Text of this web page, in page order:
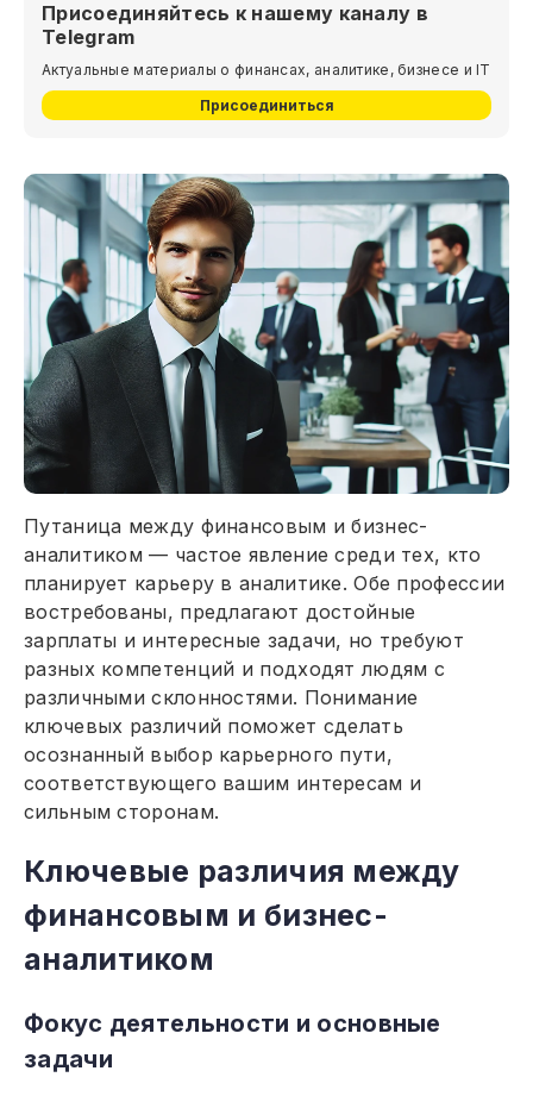
Присоединяйтесь к нашему каналу в
Telegram
Актуальные материалы о финансах, аналитике, бизнесе и IT
Присоединиться
Путаница между финансовым и бизнес-
аналитиком — частое явление среди тех, кто
планирует карьеру в аналитике. Обе профессии
востребованы, предлагают достойные
зарплаты и интересные задачи, но требуют
разных компетенций и подходят людям с
различными склонностями. Понимание
ключевых различий поможет сделать
осознанный выбор карьерного пути,
соответствующего вашим интересам и
сильным сторонам.
Ключевые различия между
финансовым и бизнес-
аналитиком
Фокус деятельности и основные
задачи